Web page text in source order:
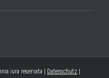
iura reservata | Datenschutz